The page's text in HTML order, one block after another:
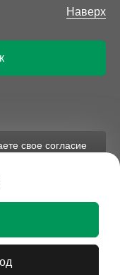
Наверх
и ни при
офертой.
свое согласие